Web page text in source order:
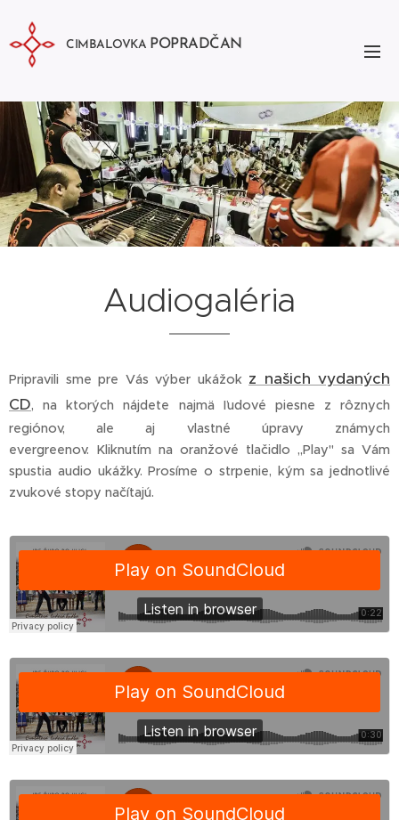
CIMBALOVKA POPRADČAN
Audiogaléria
Pripravili sme pre Vás výber ukážok z našich vydaných
CD, na ktorých nájdete najmä ľudové piesne z rôznych
regiónov, ale aj vlastné úpravy známych
evergreenov. Kliknutím na oranžové tlačidlo ,,Play" sa Vám
spustia audio ukážky. Prosíme o strpenie, kým sa jednotlivé
zvukové stopy načítajú.